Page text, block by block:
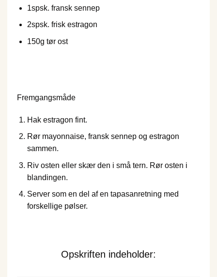
1spsk. fransk sennep
2spsk. frisk estragon
150g tør ost
Fremgangsmåde
Hak estragon fint.
Rør mayonnaise, fransk sennep og estragon
sammen.
Riv osten eller skær den i små tern. Rør osten i
blandingen.
Server som en del af en tapasanretning med
forskellige pølser.
Opskriften indeholder: